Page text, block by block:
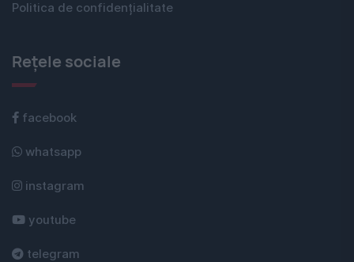
Politica de confidențialitate
Rețele sociale
facebook
whatsapp
instagram
youtube
telegram